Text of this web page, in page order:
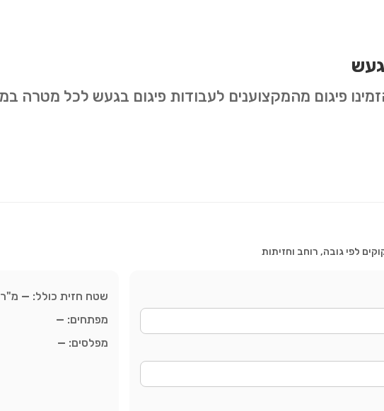
פיגום מהמקצוענים לעבודות פיגום בגעש לכל מטרה
לפי גובה, רוחב וחזיתות
שטח חזית כולל: — מ"ר
מפתחים: —
מפלסים: —